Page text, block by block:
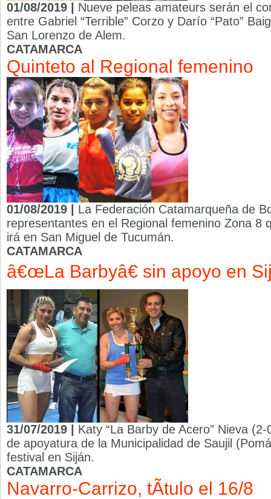
01/08/2019 | Nueve peleas amateurs serán el
entre Gabriel “Terrible” Corzo y Darío “Pato”
San Lorenzo de Alem.
CATAMARCA
Quinteto al Regional femenino
01/08/2019 | La Federación Catamarqueña de
representantes en el Regional femenino Zona 8
irá en San Miguel de Tucumán.
CATAMARCA
â€œLa Barbyâ€ sin apoyo en
31/07/2019 | Katy “La Barby de Acero” Nieva
de apoyatura de la Municipalidad de Saujil
festival en Siján.
CATAMARCA
Navarro-Carrizo, tÃ­tulo el 16/8